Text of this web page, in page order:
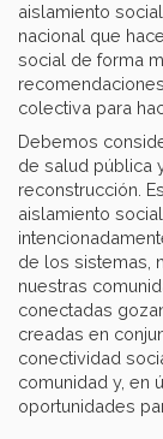
aislamiento
nacional que
social de forma
colectiva para
Debemos
de salud pública
reconstrucción.
aislamiento
de los sistemas,
nuestras
conectadas
creadas en
conectividad
comunidad y, en
oportunidades